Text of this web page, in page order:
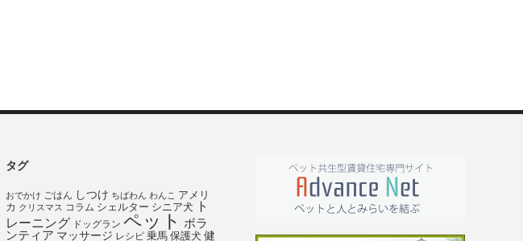
タグ
おでかけ ごはん しつけ ちばわん わんこ アメリ
カ クリスマス コラム シェルター シニア犬
ト
レーニング ドッグラン ペット
ボラ
ンティア マッサージ レシピ 乗馬 保護犬 健